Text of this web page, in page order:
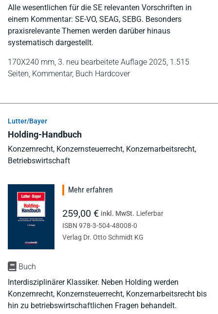
Alle wesentlichen für die SE relevanten Vorschriften in
einem Kommentar: SE-VO, SEAG, SEBG. Besonders
praxisrelevante Themen werden darüber hinaus
systematisch dargestellt.
170X240 mm, 3. neu bearbeitete Auflage 2025, 1.515
Seiten, Kommentar, Buch Hardcover
Lutter/Bayer
Holding-Handbuch
Konzernrecht, Konzernsteuerrecht, Konzernarbeitsrecht,
Betriebswirtschaft
Buch
Interdisziplinärer Klassiker. Neben Holding werden
Konzernrecht, Konzernsteuerrecht, Konzernarbeitsrecht bis
hin zu betriebswirtschaftlichen Fragen behandelt.
Mehr erfahren
259,00 € inkl. MwSt. Lieferbar
ISBN 978-3-504-48008-0
Verlag Dr. Otto Schmidt KG